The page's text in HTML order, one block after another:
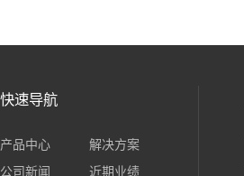
快速导航
产品中心
解决方案
公司新闻
近期业绩